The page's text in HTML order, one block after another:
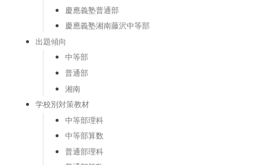
慶應義塾普通部
慶應義塾湘南藤沢中等部
出題傾向
中等部
普通部
湘南
学校別対策教材
中等部理科
中等部算数
普通部理科